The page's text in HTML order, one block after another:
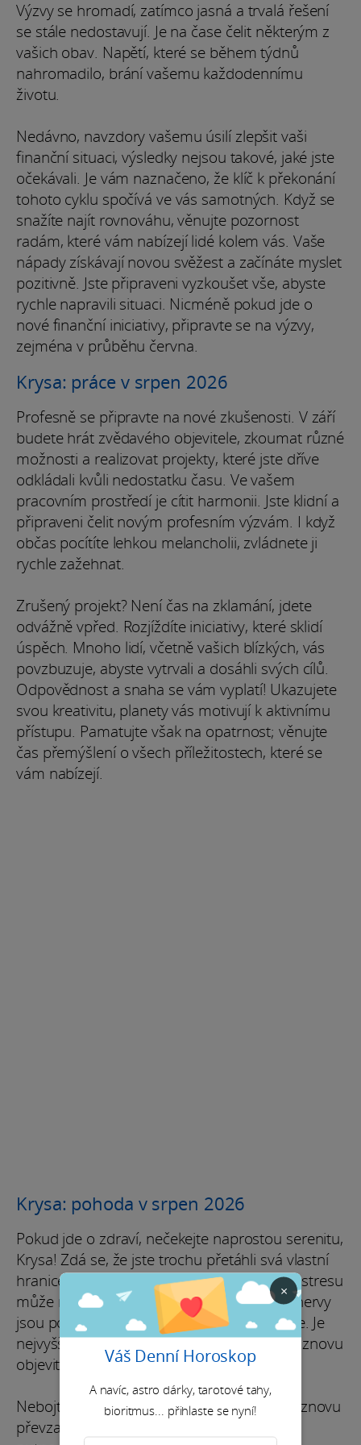
Výzvy se hromadí, zatímco jasná a trvalá řešení
se stále nedostavují. Je na čase čelit některým z
vašich obav. Napětí, které se během týdnů
nahromadilo, brání vašemu každodennímu
životu.
Nedávno, navzdory vašemu úsilí zlepšit vaši
finanční situaci, výsledky nejsou takové, jaké jste
očekávali. Je vám naznačeno, že klíč k překonání
tohoto cyklu spočívá ve vás samotných. Když se
snažíte najít rovnováhu, věnujte pozornost
radám, které vám nabízejí lidé kolem vás. Vaše
nápady získávají novou svěžest a začínáte myslet
pozitivně. Jste připraveni vyzkoušet vše, abyste
rychle napravili situaci. Nicméně pokud jde o
nové finanční iniciativy, připravte se na výzvy,
zejména v průběhu června.
Krysa: práce v srpen 2026
Profesně se připravte na nové zkušenosti. V září
budete hrát zvědavého objevitele, zkoumat různé
možnosti a realizovat projekty, které jste dříve
odkládali kvůli nedostatku času. Ve vašem
pracovním prostředí je cítit harmonii. Jste klidní a
připraveni čelit novým profesním výzvám. I když
občas pocítíte lehkou melancholii, zvládnete ji
rychle zažehnat.
Zrušený projekt? Není čas na zklamání, jdete
odvážně vpřed. Rozjíždíte iniciativy, které sklidí
úspěch. Mnoho lidí, včetně vašich blízkých, vás
povzbuzuje, abyste vytrvali a dosáhli svých cílů.
Odpovědnost a snaha se vám vyplatí! Ukazujete
svou kreativitu, planety vás motivují k aktivnímu
přístupu. Pamatujte však na opatrnost; věnujte
čas přemýšlení o všech příležitostech, které se
vám nabízejí.
Krysa: pohoda v srpen 2026
Pokud jde o zdraví, nečekejte naprostou serenitu,
Krysa! Zdá se, že jste trochu přetáhli svá vlastní
hranice a teď to začínáte cítit! Příliš mnoho stresu
může negativně ovlivnit vaši náladu. Vaše nervy
jsou pod tlakem a energie se zdá, že slábne. Je
nejvyšší čas vzít se do péče, uklidnit mysl a znovu
objevit svůj lesk.
Nebojte se, máte všechny nástroje, abyste znovu
převzali kontrolu. Začněte tím, že přijmete
×
Váš Denní Horoskop
A navíc, astro dárky, tarotové tahy,
bioritmus... přihlaste se nyní!